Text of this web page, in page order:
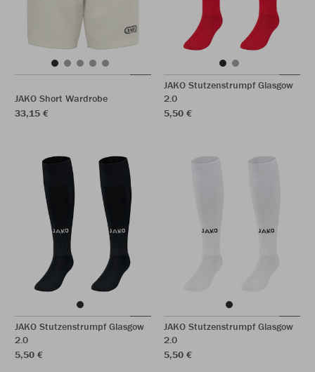
JAKO Short Wardrobe
33,15 €
JAKO Stutzenstrumpf Glasgow
2.0
5,50 €
JAKO Stutzenstrumpf Glasgow
2.0
5,50 €
JAKO Stutzenstrumpf Glasgow
2.0
5,50 €